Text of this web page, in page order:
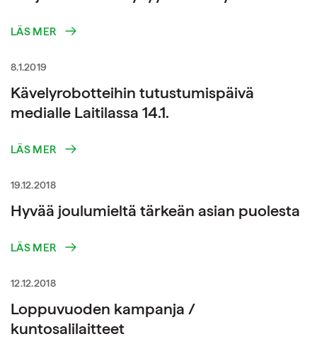
LÄS MER
8.1.2019
Kävelyrobotteihin tutustumispäivä
medialle Laitilassa 14.1.
LÄS MER
19.12.2018
Hyvää joulumieltä tärkeän asian puolesta
LÄS MER
12.12.2018
Loppuvuoden kampanja /
kuntosalilaitteet